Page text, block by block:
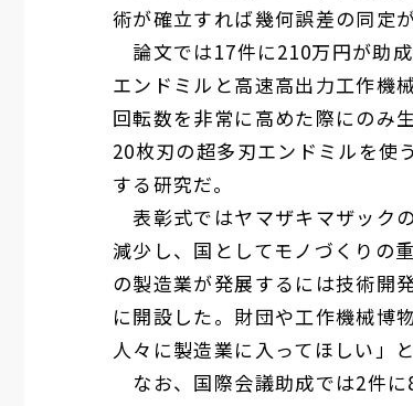
術が確立すれば幾何誤差の同定
論文では17件に210万円が助
エンドミルと高速高出力工作機
回転数を非常に高めた際にのみ
20枚刃の超多刃エンドミルを使
する研究だ。
表彰式ではヤマザキマザック
減少し、国としてモノづくりの
の製造業が発展するには技術開
に開設した。財団や工作機械博
人々に製造業に入ってほしい」と
なお、国際会議助成では2件に